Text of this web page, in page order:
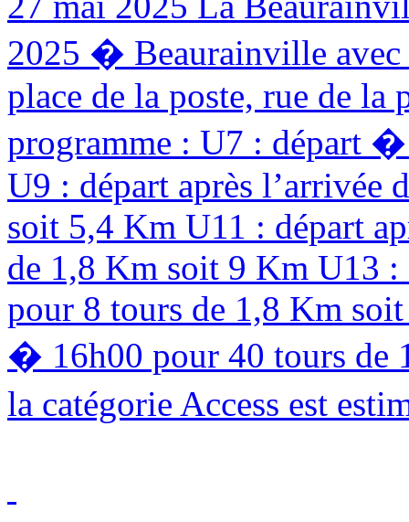
2025 � Beaurainville
place de la poste, rue de la
programme : U7 : départ
U9 : départ après l’arrivée
soit 5,4 Km U11 : départ
de 1,8 Km soit 9 Km U13 :
pour 8 tours de 1,8 Km
� 16h00 pour 40 tours de
la catégorie Access est